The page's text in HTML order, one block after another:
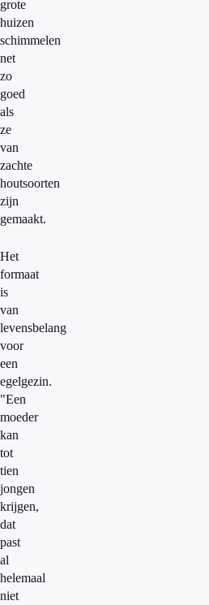
grote
huizen
schimmelen
net
zo
goed
als
ze
van
zachte
houtsoorten
zijn
gemaakt.
Het
formaat
is
van
levensbelang
voor
een
egelgezin.
"Een
moeder
kan
tot
tien
jongen
krijgen,
dat
past
al
helemaal
niet